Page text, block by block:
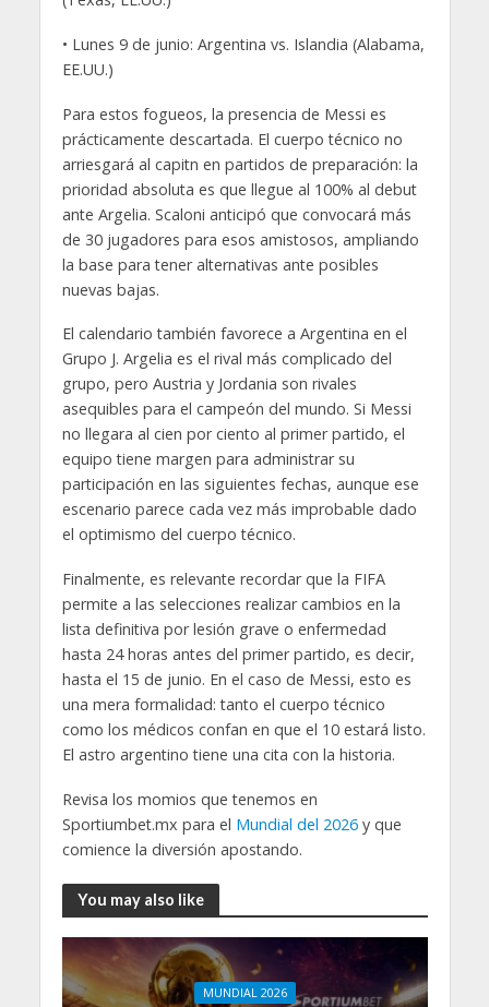
• Lunes 9 de junio: Argentina vs. Islandia (Alabama,
EE.UU.)
Para estos fogueos, la presencia de Messi es
prácticamente descartada. El cuerpo técnico no
arriesgará al capitn en partidos de preparación: la
prioridad absoluta es que llegue al 100% al debut
ante Argelia. Scaloni anticipó que convocará más
de 30 jugadores para esos amistosos, ampliando
la base para tener alternativas ante posibles
nuevas bajas.
El calendario también favorece a Argentina en el
Grupo J. Argelia es el rival más complicado del
grupo, pero Austria y Jordania son rivales
asequibles para el campeón del mundo. Si Messi
no llegara al cien por ciento al primer partido, el
equipo tiene margen para administrar su
participación en las siguientes fechas, aunque ese
escenario parece cada vez más improbable dado
el optimismo del cuerpo técnico.
Finalmente, es relevante recordar que la FIFA
permite a las selecciones realizar cambios en la
lista definitiva por lesión grave o enfermedad
hasta 24 horas antes del primer partido, es decir,
hasta el 15 de junio. En el caso de Messi, esto es
una mera formalidad: tanto el cuerpo técnico
como los médicos confan en que el 10 estará listo.
El astro argentino tiene una cita con la historia.
Revisa los momios que tenemos en
Sportiumbet.mx para el Mundial del 2026y que
comience la diversión apostando.
You may also like
MUNDIAL 2026